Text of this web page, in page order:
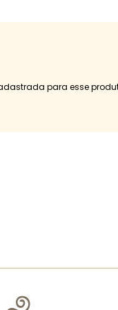
para esse